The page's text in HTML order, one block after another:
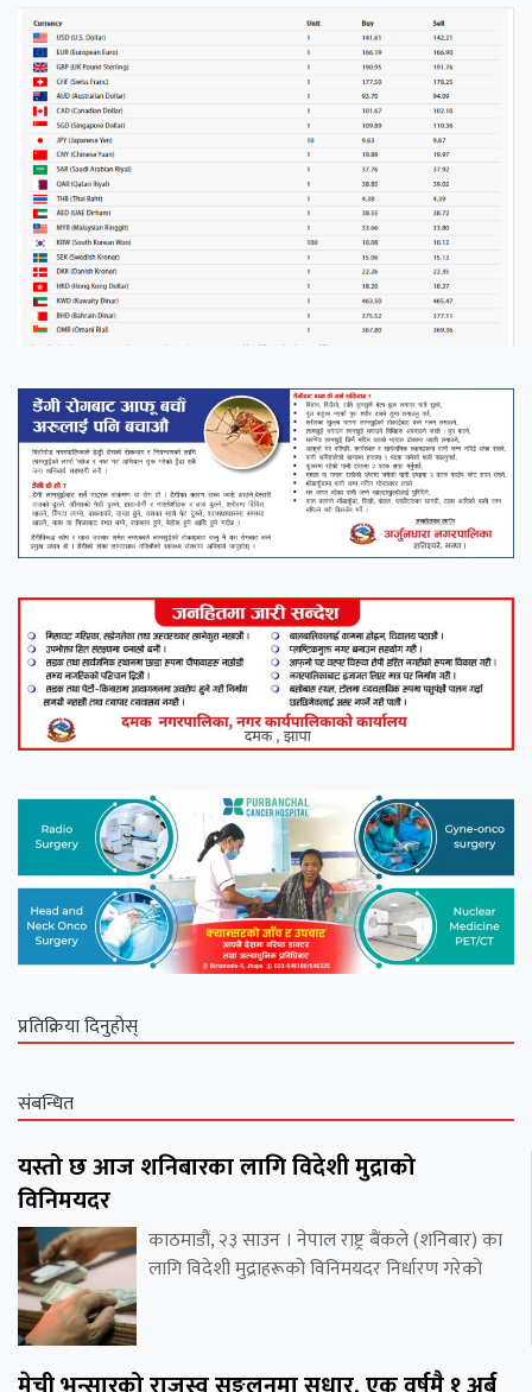
प्रतिक्रिया दिनुहोस्
संबन्धित
यस्तो छ आज शनिबारका लागि विदेशी मुद्राको
विनिमयदर
काठमाडौं, २३ साउन । नेपाल राष्ट्र बैंकले (शनिबार) का
लागि विदेशी मुद्राहरूको विनिमयदर निर्धारण गरेको